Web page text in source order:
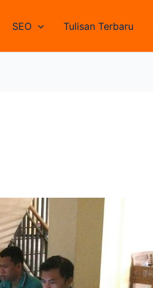
SEO Tulisan Terbaru